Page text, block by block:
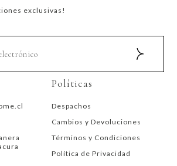
exclusivas!
Políticas
Despachos
Cambios y Devoluciones
Términos y Condiciones
Política de Privacidad